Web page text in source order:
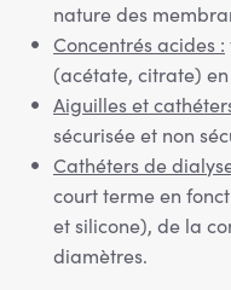
nature des
Concentrés acides :
(acétate, citrate)
Aiguilles et
sécurisée et non
Cathéters de
court terme en
et silicone), de la
diamètres.